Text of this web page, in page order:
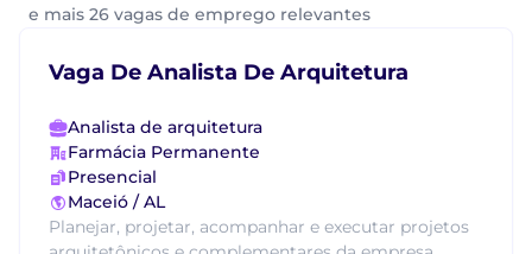
e mais 26 vagas de emprego relevantes
Vaga De Analista De Arquitetura
Analista de arquitetura
Farmácia Permanente
Presencial
Maceió / AL
Planejar, projetar, acompanhar e executar projetos